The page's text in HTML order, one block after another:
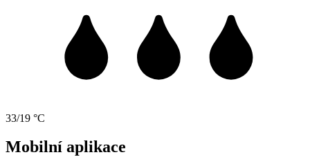
33/19 °C
Mobilní aplikace